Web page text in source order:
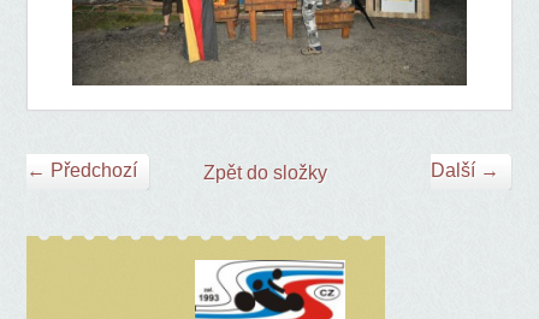
← Předchozí Další →
Zpět do složky